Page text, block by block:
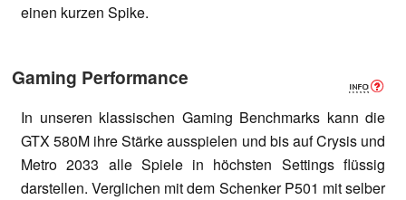
einen kurzen Spike.
Gaming Performance
In unseren klassischen Gaming Benchmarks kann die
GTX 580M ihre Stärke ausspielen und bis auf Crysis und
Metro 2033 alle Spiele in höchsten Settings flüssig
darstellen. Verglichen mit dem Schenker P501 mit selber